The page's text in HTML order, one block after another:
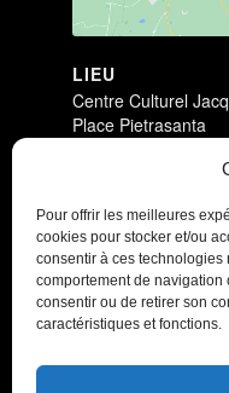
Pour offrir les meilleures
cookies pour stocker et/ou
consentir à ces
comportement de navigation
consentir ou de retirer son
caractéristiques et fonctions.
LIEU
Centre Culturel
Place Pietrasanta
Antichambre